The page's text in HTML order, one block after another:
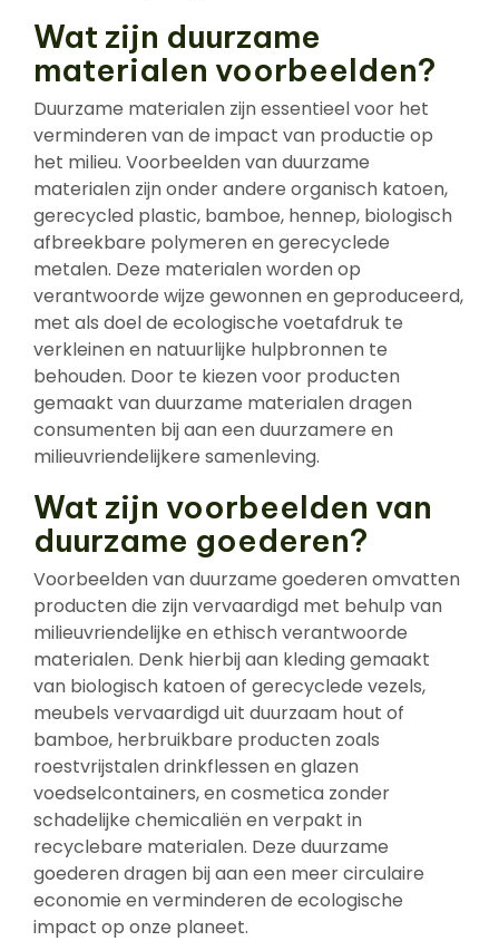
Wat zijn duurzame
materialen voorbeelden?
Duurzame materialen zijn essentieel voor het
verminderen van de impact van productie op
het milieu. Voorbeelden van duurzame
materialen zijn onder andere organisch katoen,
gerecycled plastic, bamboe, hennep, biologisch
afbreekbare polymeren en gerecyclede
metalen. Deze materialen worden op
verantwoorde wijze gewonnen en geproduceerd,
met als doel de ecologische voetafdruk te
verkleinen en natuurlijke hulpbronnen te
behouden. Door te kiezen voor producten
gemaakt van duurzame materialen dragen
consumenten bij aan een duurzamere en
milieuvriendelijkere samenleving.
Wat zijn voorbeelden van
duurzame goederen?
Voorbeelden van duurzame goederen omvatten
producten die zijn vervaardigd met behulp van
milieuvriendelijke en ethisch verantwoorde
materialen. Denk hierbij aan kleding gemaakt
van biologisch katoen of gerecyclede vezels,
meubels vervaardigd uit duurzaam hout of
bamboe, herbruikbare producten zoals
roestvrijstalen drinkflessen en glazen
voedselcontainers, en cosmetica zonder
schadelijke chemicaliën en verpakt in
recyclebare materialen. Deze duurzame
goederen dragen bij aan een meer circulaire
economie en verminderen de ecologische
impact op onze planeet.